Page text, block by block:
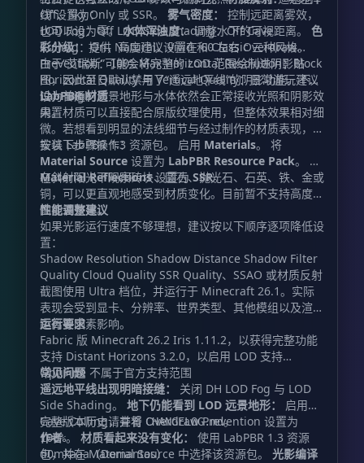
Off、Sky Only 或 SSR。 雾气密度：
控制远距离雾效，
也可以设为零。水体浑浊度：调整水下的可视距离。 色
彩分级： 提供 Natural、Vivid 和 Classic 三种风格。
线”设置为：
LOD Fog：Off LOD Side Shading：Off Cave
Culling：On，高度建议设置在60左右 Overdraw
Prevention：100%Max Horizontal Resolution：Block
Horizontal Quality 与 Vertical Quality：日常游玩建议
设为 High
由于“艾瑞斯”可能会将完整的 LOD 范围绘制进阴影贴
图，因此至日默认禁用了“遥远地平线”的阴影功能。不
过，普通的远景地形与水体依然会正常接收光照和阴影效
果。
LabPBR 材质
内置材质可以直接配合原版纹理使用，但整体效果相对细
微。若想看到明显的法线细节与经过制作的材质表现，请
按以下步骤操作：
安装 LabPBR 1.3 资源包。 启用 Materials。 将
Material Source 设置为 LabPBR Resource Pack。 将
Material Reflections设置为SSR。
在斜射阳光下观察砖块、圆石、抛光石、石英、铁、金或
铜，可以更直观地感受到材质变化。目前暂不支持高度贴
图视差效果。
性能调整建议
如果光影运行速度不够理想，建议按以下顺序逐项降低设
置：
Shadow Resolution Shadow Distance Shadow Filter
Quality Cloud Quality SSR Quality、SSAO 或材质反射
截图使用 Ultra 档位，并运行于 Minecraft 26.1。实际
表现会受到显卡、分辨率、世界类型、其他模组以及渲染
距离等因素影响。
运行要求
Fabric 版 Minecraft 26.2 Iris 1.11.2，以获得完整功能
支持 Distant Horizons 3.2.0，以启用 LOD 支持
OptiFine 不属于官方支持范围
常见问题
遥远地平线出现明暗接缝：
关闭 DH LOD Fog 与 LOD
Side Shading。 地下仍能看到 LOD 远景地形：
启用
Cave Culling，并将 Overdraw Prevention 设置为
100%。 材质看起来没有变化：
使用 LabPBR 1.3 资源
包，并在 Material Source 中选择该资源包。 光影编译
完整版本历史请查看 CHANGELOG.md。
作者
d0mkaaa（Domantas）